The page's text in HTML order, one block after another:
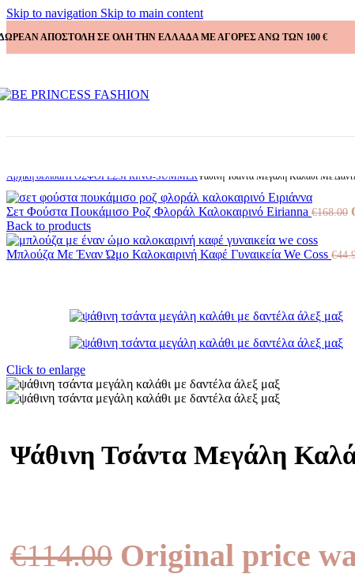
Skip to navigation Skip to main content
ΑΠΟΣΤΟΛΗ ΣΕ ΟΛΗ ΤΗΝ ΕΛΛΑΔΑ ΜΕ ΑΓΟΡΕΣ ΑΝΩ ΤΩΝ 100 €
Αρχική σελίδαΠΡΟΣΦΟΡΕΣSPRING-SUMMERΨάθινη Τσάντα Μεγάλη Καλάθι Με
Σετ Φούστα Πουκάμισο Ροζ Φλοράλ Καλοκαιρινό Eirianna €168.00
Back to products
Μπλούζα Με Έναν Ώμο Καλοκαιρινή Καφέ Γυναικεία We Coss €
Click to enlarge
Ψάθινη Τσάντα Μεγάλη
€114.00 Original price